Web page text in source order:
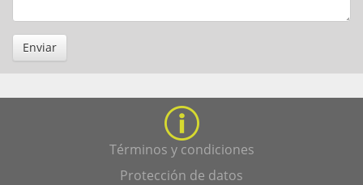
Enviar
Términos y condiciones
Protección de datos